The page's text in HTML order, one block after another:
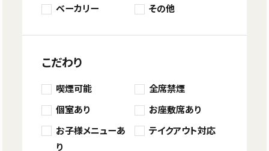
ベーカリー
その他
こだわり
喫煙可能
全席禁煙
個室あり
お座敷席あり
お子様メニューあ
り
テイクアウト対応